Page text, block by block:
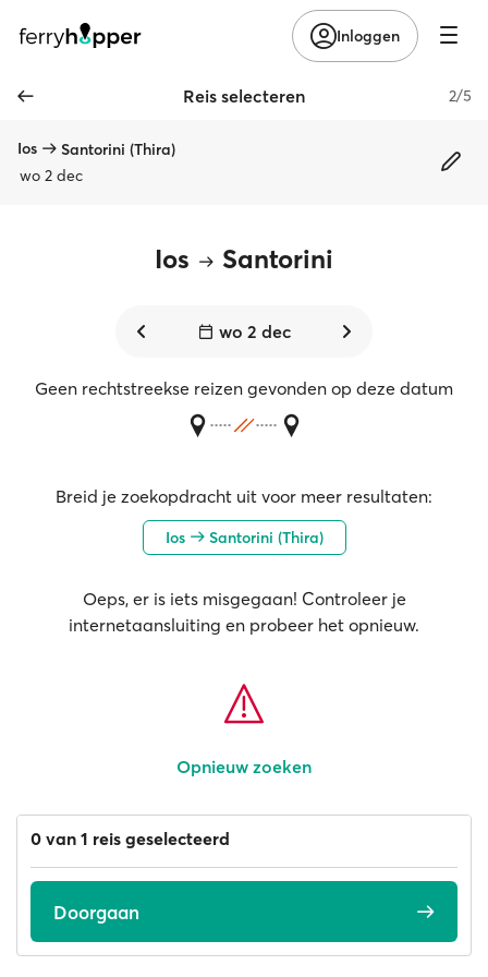
Inloggen
Reis selecteren 2/5
Ios
Santorini (Thira)
wo 2 dec
Ios Santorini
wo 2 dec
Geen rechtstreekse reizen gevonden op deze datum
Breid je zoekopdracht uit voor meer resultaten:
Ios Santorini (Thira)
Oeps, er is iets misgegaan! Controleer je
internetaansluiting en probeer het opnieuw.
Opnieuw zoeken
0 van 1 reis geselecteerd
Doorgaan